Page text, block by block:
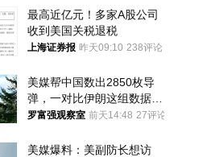
最高近亿元！多家A股公司
收到美国关税退税
上海证券报 昨天09:10 238评论
美媒帮中国数出2850枚导
弹，一对比伊朗这组数据，
发现出大事了
罗富强观察室 前天14:48 27评论
美媒爆料：美副防长想访